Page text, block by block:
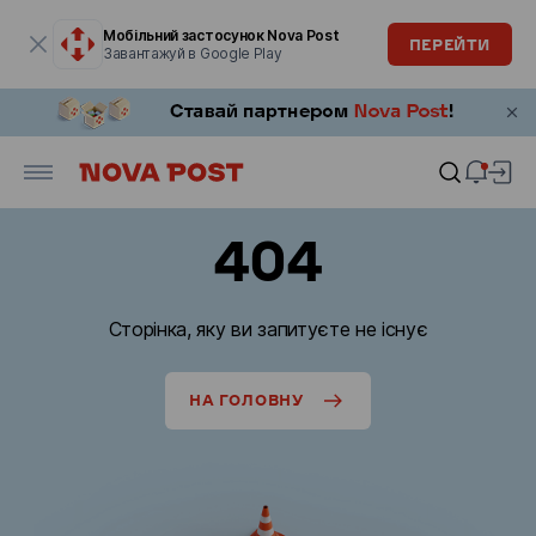
Мобільний застосунок Nova Post
Завантажуй в Google Play
ПЕРЕЙТИ
404
Сторінка, яку ви запитуєте не існує
НА ГОЛОВНУ